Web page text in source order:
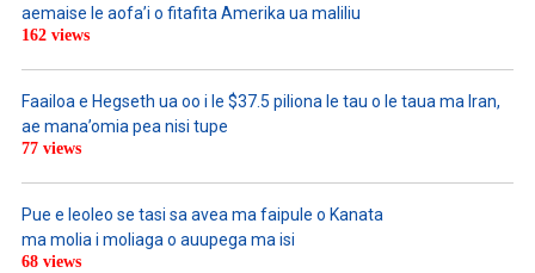
aemaise le aofa’i o fitafita Amerika ua maliliu
162 views
Faailoa e Hegseth ua oo i le $37.5 piliona le tau o le taua ma Iran,
ae mana’omia pea nisi tupe
77 views
Pue e leoleo se tasi sa avea ma faipule o Kanata
ma molia i moliaga o auupega ma isi
68 views